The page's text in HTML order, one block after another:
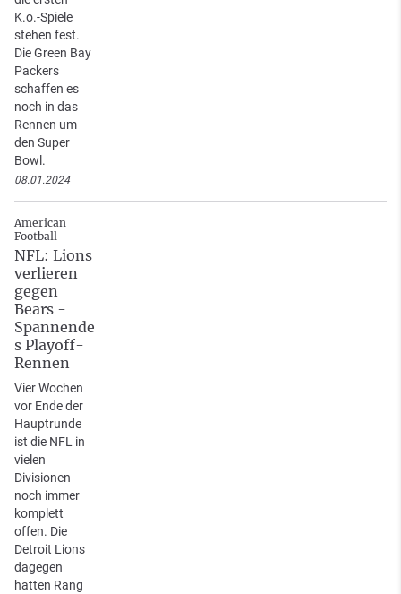
K.o.-Spiele
stehen fest.
Die Green Bay
Packers
schaffen es
noch in das
Rennen um
den Super
Bowl.
08.01.2024
American
Football
NFL: Lions
verlieren
gegen
Bears -
Spannende
s Playoff-
Rennen
Vier Wochen
vor Ende der
Hauptrunde
ist die NFL in
vielen
Divisionen
noch immer
komplett
offen. Die
Detroit Lions
dagegen
hatten Rang